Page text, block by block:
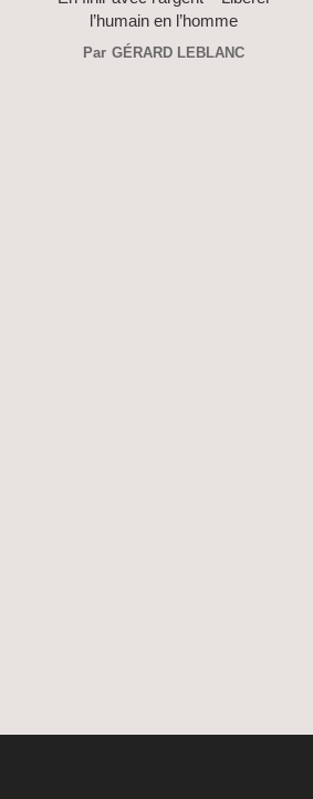
l’humain en l’homme
Par GÉRARD LEBLANC